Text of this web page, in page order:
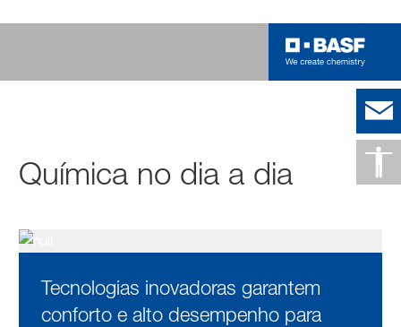
Química no dia a dia
Tecnologias inovadoras garantem
conforto e alto desempenho para